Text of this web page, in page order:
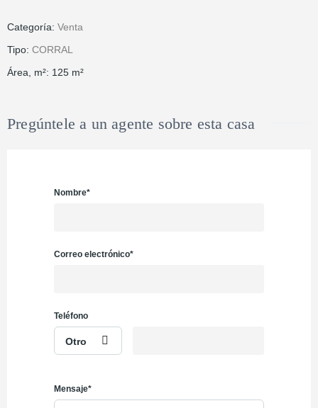
Categoría: Venta
Tipo: CORRAL
Área, m²: 125 m²
Pregúntele a un agente sobre esta casa
Nombre*
Correo electrónico*
Teléfono
Otro
Mensaje*